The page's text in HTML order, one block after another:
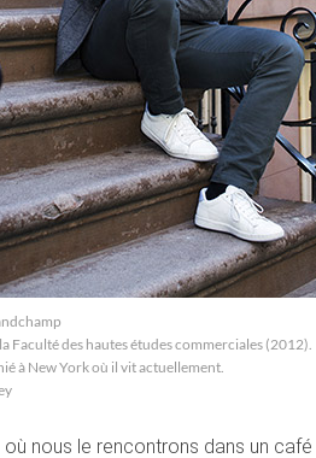
Faculté des hautes études commerciales (2012).
à New York où il vit actuellement.
où nous le rencontrons dans un